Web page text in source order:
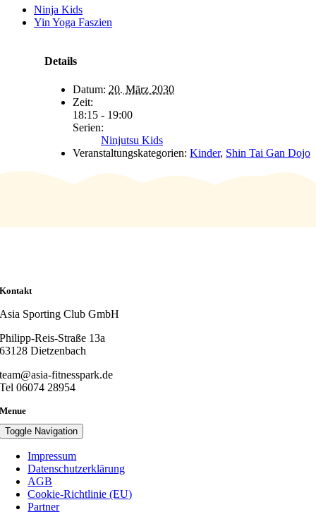
Ninja Kids
Yin Yoga Faszien
Details
Datum: 20. März 2030
Zeit:
18:15 - 19:00
Serien:
Ninjutsu Kids
Veranstaltungskategorien: Kinder, Shin Tai Gan Dojo
Kontakt
Asia Sporting Club GmbH
Philipp-Reis-Straße 13a
63128 Dietzenbach
team@asia-fitnesspark.de
Tel 06074 28954
Menue
Toggle Navigation
Impressum
Datenschutzerklärung
AGB
Cookie-Richtlinie (EU)
Partner